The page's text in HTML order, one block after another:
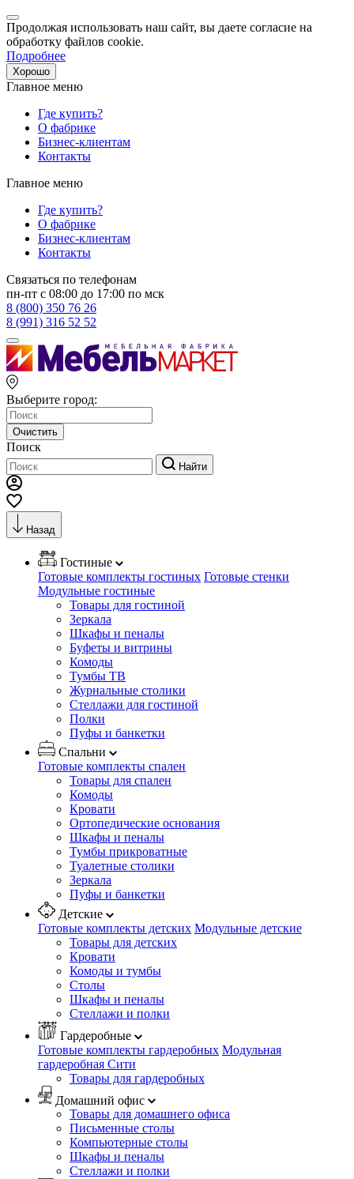
Продолжая использовать наш сайт, вы даете согласие на
обработку файлов cookie.
Подробнее
Хорошо
Главное меню
Где купить?
О фабрике
Бизнес-клиентам
Контакты
Главное меню
Где купить?
О фабрике
Бизнес-клиентам
Контакты
Связаться по телефонам
пн-пт с 08:00 до 17:00 по мск
8 (800) 350 76 26
8 (991) 316 52 52
Выберите город:
Очистить
Поиск
Найти
Назад
Гостиные
Готовые комплекты гостиных Готовые стенки
Модульные гостиные
Товары для гостиной
Зеркала
Шкафы и пеналы
Буфеты и витрины
Комоды
Тумбы ТВ
Журнальные столики
Стеллажи для гостиной
Полки
Пуфы и банкетки
Спальни
Готовые комплекты спален
Товары для спален
Комоды
Кровати
Ортопедические основания
Шкафы и пеналы
Тумбы прикроватные
Туалетные столики
Зеркала
Пуфы и банкетки
Детские
Готовые комплекты детских Модульные детские
Товары для детских
Кровати
Комоды и тумбы
Столы
Шкафы и пеналы
Стеллажи и полки
Гардеробные
Готовые комплекты гардеробных Модульная
гардеробная Сити
Товары для гардеробных
Домашний офис
Товары для домашнего офиса
Письменные столы
Компьютерные столы
Шкафы и пеналы
Стеллажи и полки